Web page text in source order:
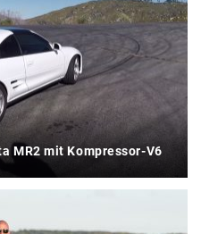
MR2 mit Kompressor-V6